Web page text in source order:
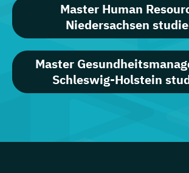
Master Human
Niedersachsen
Master
Schleswig-Holstein